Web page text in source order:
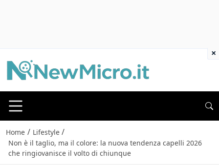
Home / Lifestyle /
Non è il taglio, ma il colore: la nuova tendenza capelli 2026
che ringiovanisce il volto di chiunque
×